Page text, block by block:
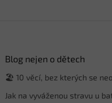
Blog nejen o dětech
🏖️ 10 věcí, bez kterých se
Jak na vyváženou stravu u